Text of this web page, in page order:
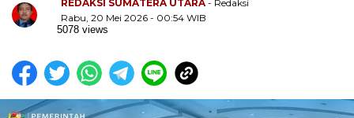
REDAKSI SUMATERA UTARA - Redaksi
Rabu, 20 Mei 2026 - 00:54 WIB
5078 views